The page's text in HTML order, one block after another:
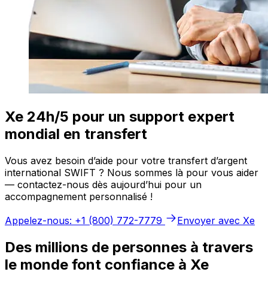
Xe 24h/5 pour un support expert
mondial en transfert
Vous avez besoin d’aide pour votre transfert d’argent
international SWIFT ? Nous sommes là pour vous aider
— contactez-nous dès aujourd’hui pour un
accompagnement personnalisé !
Appelez-nous: +1 (800) 772-7779
Envoyer avec Xe
Des millions de personnes à travers
le monde font confiance à Xe